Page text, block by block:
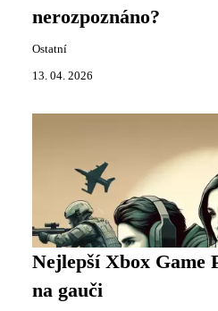
nerozpoznáno?
Ostatní
13. 04. 2026
Nejlepší Xbox Game
na gauči